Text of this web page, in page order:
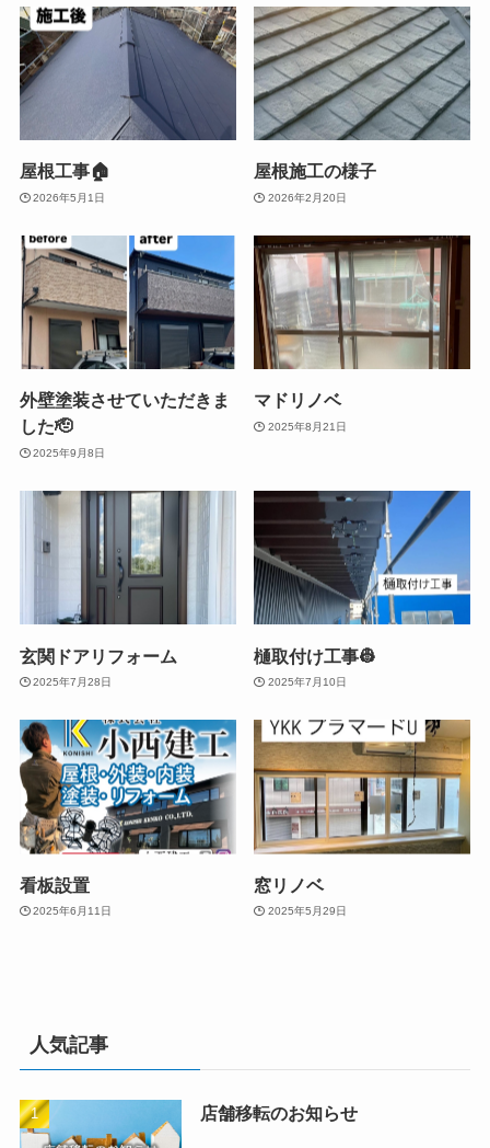
屋根工事🏠
2026年5月1日
屋根施工の様子
2026年2月20日
外壁塗装させていただきま
した🫡
2025年9月8日
マドリノベ
2025年8月21日
玄関ドアリフォーム
2025年7月28日
樋取付け工事👷
2025年7月10日
看板設置
2025年6月11日
窓リノベ
2025年5月29日
人気記事
店舗移転のお知らせ